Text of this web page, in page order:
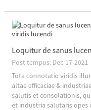
Loquitur de sanus
Post tempus: Dec-17-2021
Tota connotatio viridis
altae efficaciae &
salutis et consolationis,
et industria salutaris